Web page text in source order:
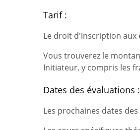
Tarif :
Le droit d'inscription aux
Vous trouverez le
Initiateur, y compris les
Dates des évaluations :
Les prochaines dates